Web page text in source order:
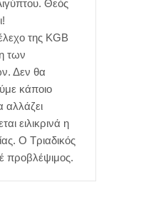
Θεός
της KGB
των
Δεν θα
κάποιο
ειλικρινά η
Ο Τριαδικός
προβλέψιμος.